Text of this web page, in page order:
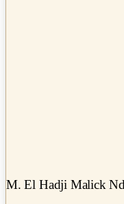
M. El Hadji Malick